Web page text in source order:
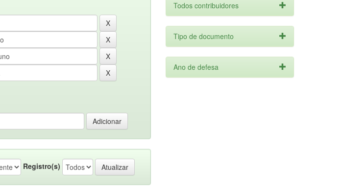
Registro(s)
Todos contribuidores
Tipo de documento
Ano de defesa